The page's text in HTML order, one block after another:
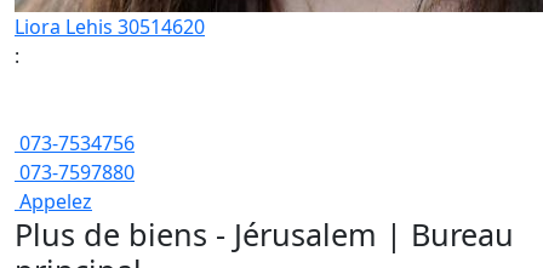
Liora Lehis 30514620
:
073-7534756
073-7597880
Appelez
Plus de biens - Jérusalem | Bureau